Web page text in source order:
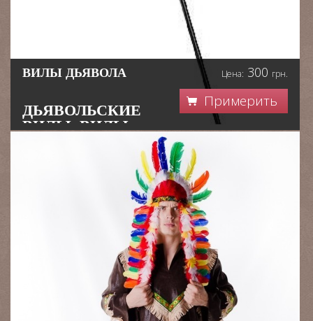
ВИЛЫ ДЬЯВОЛА
ДЬЯВОЛЬСКИЕ
ВИЛЫ, ВИЛЫ
Цена: 300 грн.
Примерить